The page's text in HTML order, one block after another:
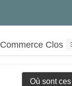
Commerce Clos
Où sont